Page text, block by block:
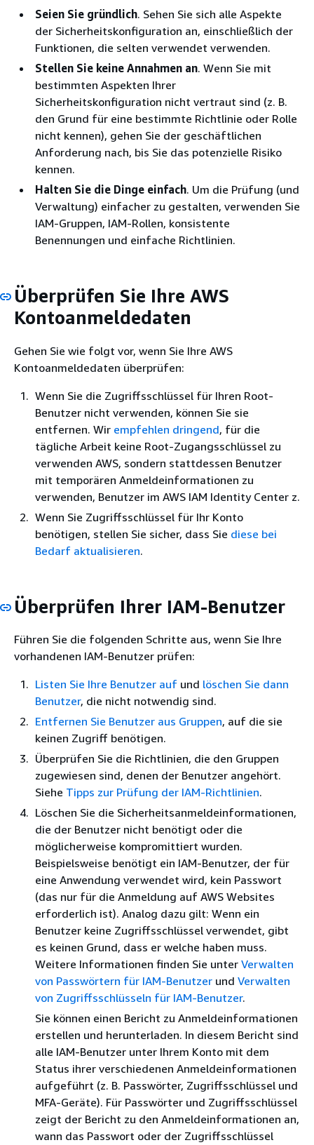
Seien Sie gründlich. Sehen Sie sich alle Aspekte
der Sicherheitskonfiguration an, einschließlich der
Funktionen, die selten verwendet verwenden.
Stellen Sie keine Annahmen an. Wenn Sie mit
bestimmten Aspekten Ihrer
Sicherheitskonfiguration nicht vertraut sind (z. B.
den Grund für eine bestimmte Richtlinie oder Rolle
nicht kennen), gehen Sie der geschäftlichen
Anforderung nach, bis Sie das potenzielle Risiko
kennen.
Halten Sie die Dinge einfach. Um die Prüfung (und
Verwaltung) einfacher zu gestalten, verwenden Sie
IAM-Gruppen, IAM-Rollen, konsistente
Benennungen und einfache Richtlinien.
Überprüfen Sie Ihre AWS
Kontoanmeldedaten
Gehen Sie wie folgt vor, wenn Sie Ihre AWS
Kontoanmeldedaten überprüfen:
Wenn Sie die Zugriffsschlüssel für Ihren Root-
Benutzer nicht verwenden, können Sie sie
entfernen. Wir empfehlen dringend, für die
tägliche Arbeit keine Root-Zugangsschlüssel zu
verwenden AWS, sondern stattdessen Benutzer
mit temporären Anmeldeinformationen zu
verwenden, Benutzer im AWS IAM Identity Center z.
Wenn Sie Zugriffsschlüssel für Ihr Konto
benötigen, stellen Sie sicher, dass Sie diese bei
Bedarf aktualisieren.
Überprüfen Ihrer IAM-Benutzer
Führen Sie die folgenden Schritte aus, wenn Sie Ihre
vorhandenen IAM-Benutzer prüfen:
Listen Sie Ihre Benutzer auf und löschen Sie dann
Benutzer, die nicht notwendig sind.
Entfernen Sie Benutzer aus Gruppen, auf die sie
keinen Zugriff benötigen.
Überprüfen Sie die Richtlinien, die den Gruppen
zugewiesen sind, denen der Benutzer angehört.
Siehe Tipps zur Prüfung der IAM-Richtlinien.
Löschen Sie die Sicherheitsanmeldeinformationen,
die der Benutzer nicht benötigt oder die
möglicherweise kompromittiert wurden.
Beispielsweise benötigt ein IAM-Benutzer, der für
eine Anwendung verwendet wird, kein Passwort
(das nur für die Anmeldung auf AWS Websites
erforderlich ist). Analog dazu gilt: Wenn ein
Benutzer keine Zugriffsschlüssel verwendet, gibt
es keinen Grund, dass er welche haben muss.
Weitere Informationen finden Sie unter Verwalten
von Passwörtern für IAM-Benutzer und Verwalten
von Zugriffsschlüsseln für IAM-Benutzer.
Sie können einen Bericht zu Anmeldeinformationen
erstellen und herunterladen. In diesem Bericht sind
alle IAM-Benutzer unter Ihrem Konto mit dem
Status ihrer verschiedenen Anmeldeinformationen
aufgeführt (z. B. Passwörter, Zugriffsschlüssel und
MFA-Geräte). Für Passwörter und Zugriffsschlüssel
zeigt der Bericht zu den Anmeldeinformationen an,
wann das Passwort oder der Zugriffsschlüssel